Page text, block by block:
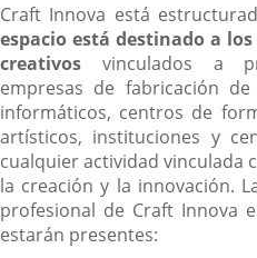
Craft Innova está
espacio está destinado a
creativos vinculados a
empresas de fabricación
informáticos, centros de
artísticos, instituciones y
cualquier actividad vinculada
la creación y la innovación.
profesional de Craft Innova
estarán presentes: